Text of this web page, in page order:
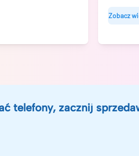
Zobacz
telefony, zacznij